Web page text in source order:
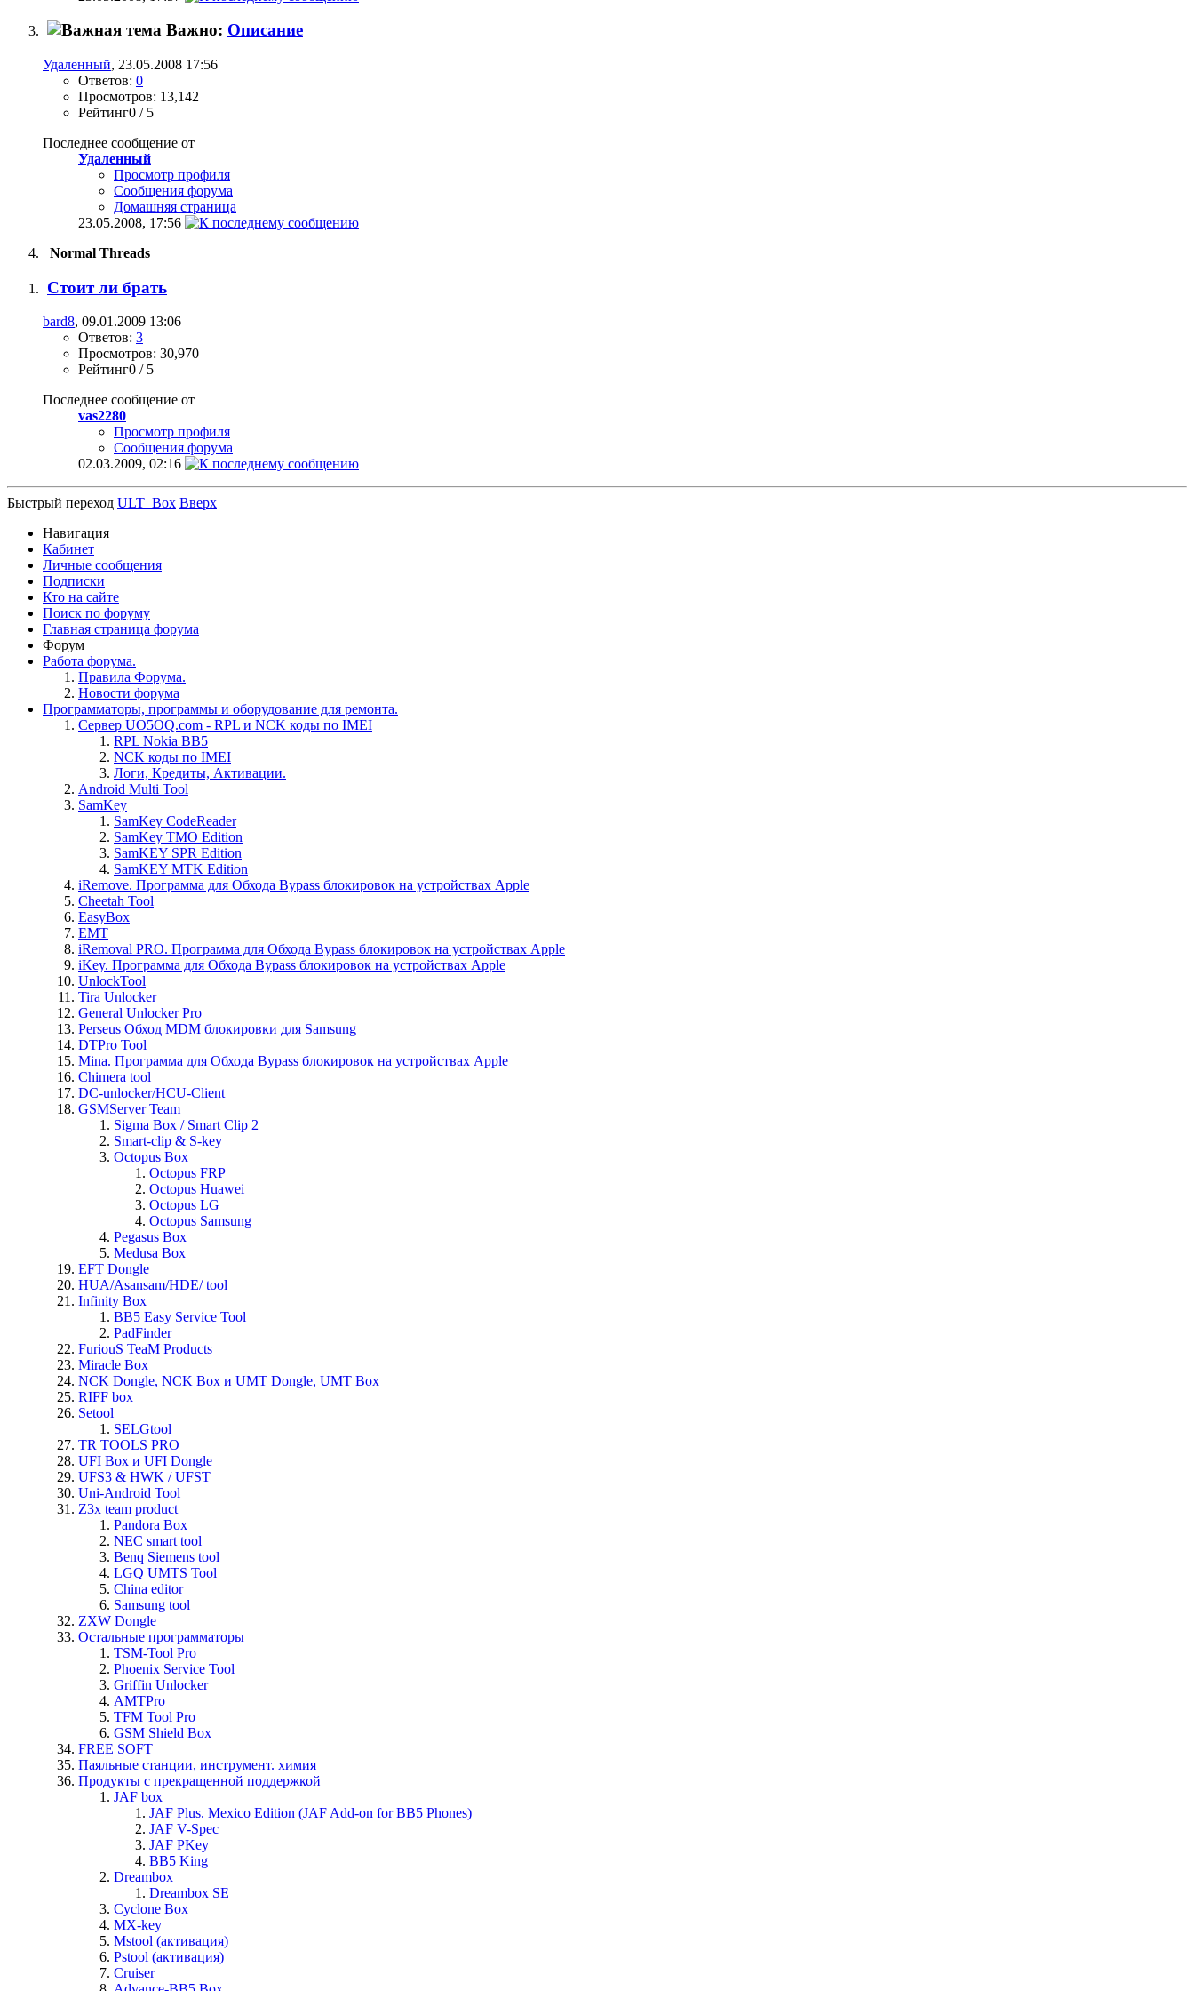
Важно: Описание
Удаленный, 23.05.2008 17:56
Ответов: 0
Просмотров: 13,142
Рейтинг0 / 5
Последнее сообщение от
Удаленный
Просмотр профиля
Сообщения форума
Домашняя страница
23.05.2008, 17:56
Normal Threads
Стоит ли брать
bard8, 09.01.2009 13:06
Ответов: 3
Просмотров: 30,970
Рейтинг0 / 5
Последнее сообщение от
vas2280
Просмотр профиля
Сообщения форума
02.03.2009, 02:16
Быстрый переход ULT_Box Вверх
Навигация
Кабинет
Личные сообщения
Подписки
Кто на сайте
Поиск по форуму
Главная страница форума
Форум
Работа форума.
Правила Форума.
Новости форума
Программаторы, программы и оборудование для ремонта.
Сервер UO5OQ.com - RPL и NCK коды по IMEI
RPL Nokia BB5
NCK коды по IMEI
Логи, Кредиты, Активации.
Android Multi Tool
SamKey
SamKey CodeReader
SamKey TMO Edition
SamKEY SPR Edition
SamKEY MTK Edition
iRemove. Программа для Обхода Bypass блокировок на устройствах Apple
Cheetah Tool
EasyBox
EMT
iRemoval PRO. Программа для Обхода Bypass блокировок на устройствах Apple
iKey. Программа для Обхода Bypass блокировок на устройствах Apple
UnlockTool
Tira Unlocker
General Unlocker Pro
Perseus Обход MDM блокировки для Samsung
DTPro Tool
Mina. Программа для Обхода Bypass блокировок на устройствах Apple
Chimera tool
DC-unlocker/HCU-Client
GSMServer Team
Sigma Box / Smart Clip 2
Smart-clip & S-key
Octopus Box
Octopus FRP
Octopus Huawei
Octopus LG
Octopus Samsung
Pegasus Box
Medusa Box
EFT Dongle
HUA/Asansam/HDE/ tool
Infinity Box
BB5 Easy Service Tool
PadFinder
FuriouS TeaM Products
Miracle Box
NCK Dongle, NCK Box и UMT Dongle, UMT Box
RIFF box
Setool
SELGtool
TR TOOLS PRO
UFI Box и UFI Dongle
UFS3 & HWK / UFST
Uni-Android Tool
Z3x team product
Pandora Box
NEC smart tool
Benq Siemens tool
LGQ UMTS Tool
China editor
Samsung tool
ZXW Dongle
Остальные программаторы
TSM-Tool Pro
Phoenix Service Tool
Griffin Unlocker
AMTPro
TFM Tool Pro
GSM Shield Box
FREE SOFT
Паяльные станции, инструмент. химия
Продукты с прекращенной поддержкой
JAF box
JAF Plus. Mexico Edition (JAF Add-on for BB5 Phones)
JAF V-Spec
JAF PKey
BB5 King
Dreambox
Dreambox SE
Cyclone Box
MX-key
Mstool (активация)
Pstool (активация)
Cruiser